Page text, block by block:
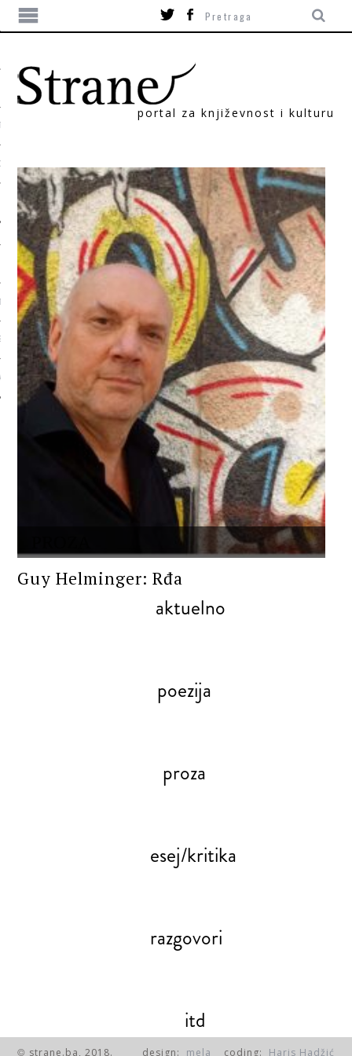
portal za književnost i kulturu
Guy Helminger: Rđa
aktuelno
poezija
proza
esej/kritika
razgovori
itd
© strane.ba, 2018. design: mela coding: Haris Hadžić